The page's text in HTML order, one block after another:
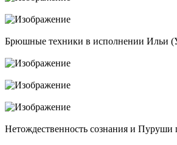
Брюшные техники в исполнении Ильи
Нетождественность сознания и Пуруши